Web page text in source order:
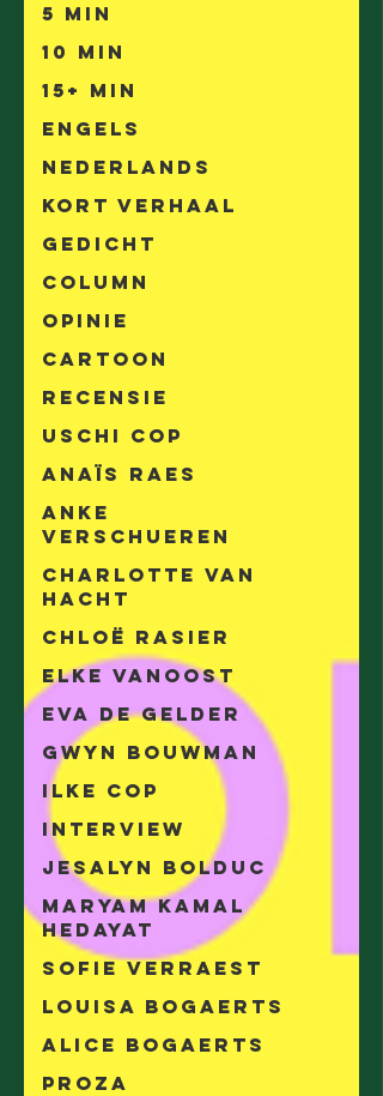
5 min
10 min
15+ min
Engels
Nederlands
Kort Verhaal
Gedicht
Column
Opinie
Cartoon
Recensie
Uschi Cop
Anaïs Raes
Anke
Verschueren
Charlotte Van
Hacht
Chloë Rasier
Elke Vanoost
Eva De Gelder
Gwyn Bouwman
Ilke Cop
Interview
Jesalyn Bolduc
Maryam Kamal
Hedayat
Sofie Verraest
Louisa Bogaerts
Alice Bogaerts
Proza